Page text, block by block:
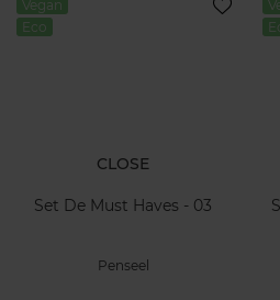
Vegan
Eco
CLOSE
Set De Must Haves - 03
Penseel